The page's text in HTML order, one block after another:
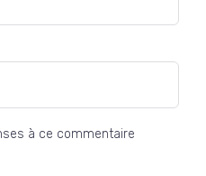
à ce commentaire